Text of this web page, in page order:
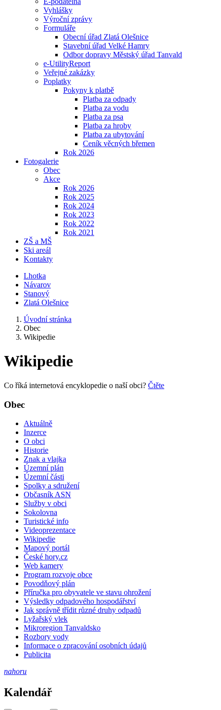
Vyhlášky
Výroční zprávy
Formuláře
Obecní úřad Zlatá Olešnice
Stavební úřad Velké Hamry
Odbor dopravy Městský úřad Tanvald
e-UtilityReport
Veřejné zakázky
Poplatky
Pokyny k platbě
Platba za odpady
Platba za vodu
Platba za psa
Platba za hroby
Platba za ubytování
Ceník věcných břemen
Rok 2026
Fotogalerie
Obec
Akce
Rok 2026
Rok 2025
Rok 2024
Rok 2023
Rok 2022
Rok 2021
ZŠ a MŠ
Ski areál
Kontakty
Lhotka
Návarov
Stanový
Zlatá Olešnice
Úvodní stránka
Obec
Wikipedie
Wikipedie
Co říká internetová encyklopedie o naší obci? Čtěte
Obec
Aktuálně
Inzerce
O obci
Historie
Znak a vlajka
Územní plán
Územní části
Spolky a sdružení
Občasník ASN
Služby v obci
Sokolovna
Turistické info
Videoprezentace
Wikipedie
Mapový portál
České hory.cz
Web kamery
Program rozvoje obce
Povodňový plán
Příručka pro obyvatele ve stavu ohrožení
Výsledky odpadového hospodářství
Jak správně třídit různé druhy odpadů
Lyžařský vlek
Mikroregion Tanvaldsko
Rozbory vody
Informace o zpracování osobních údajů
Publicita
nahoru
Kalendář